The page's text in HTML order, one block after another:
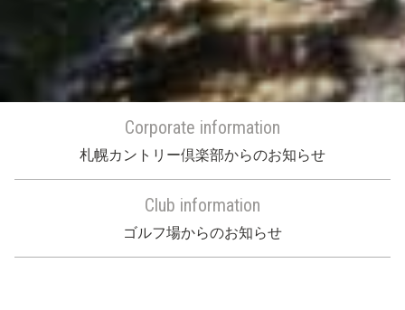
Corporate information
札幌カントリー倶楽部からのお知らせ
Club information
ゴルフ場からのお知らせ